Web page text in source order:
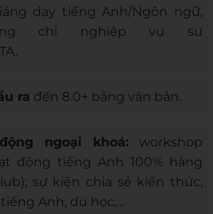
dạy tiếng Anh/Ngôn ngữ,
chỉ nghiệp vụ sư
ra đến 8.0+ bằng văn bản.
ngoại khoá:workshop
động tiếng Anh 100% hàng
sự kiện chia sẻ kiến thức,
Anh, du học,…